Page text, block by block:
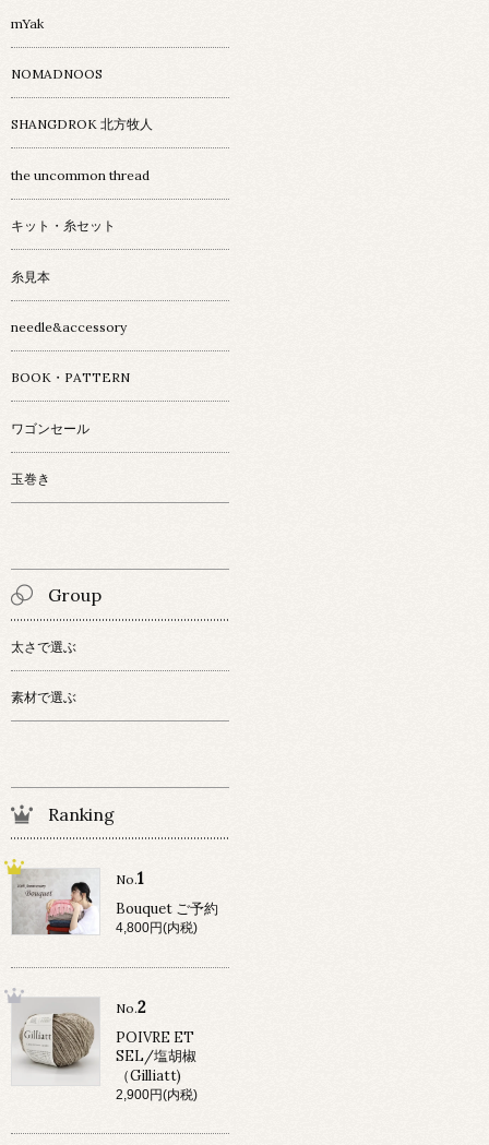
mYak
NOMADNOOS
SHANGDROK 北方牧人
the uncommon thread
キット・糸セット
糸見本
needle&accessory
BOOK・PATTERN
ワゴンセール
玉巻き
Group
太さで選ぶ
素材で選ぶ
Ranking
No.1
Bouquet ご予約
4,800円(内税)
No.2
POIVRE ET
SEL/塩胡椒
（Gilliatt)
2,900円(内税)